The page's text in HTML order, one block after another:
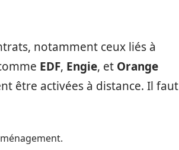
notamment ceux liés à
EDF, Engie, et Orange
être activées à distance. Il faut